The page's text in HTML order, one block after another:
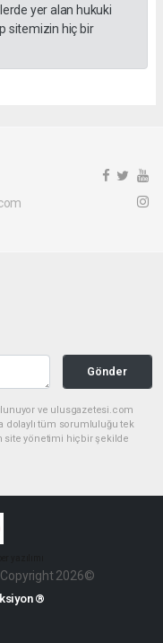
yer alan hukuki
sitemizin hiç bir
Gönder
ve ulusgazetesi.com
dolaylı tüm sorumluluğu tek
site yönetimi hiçbir şekilde
2026©
®